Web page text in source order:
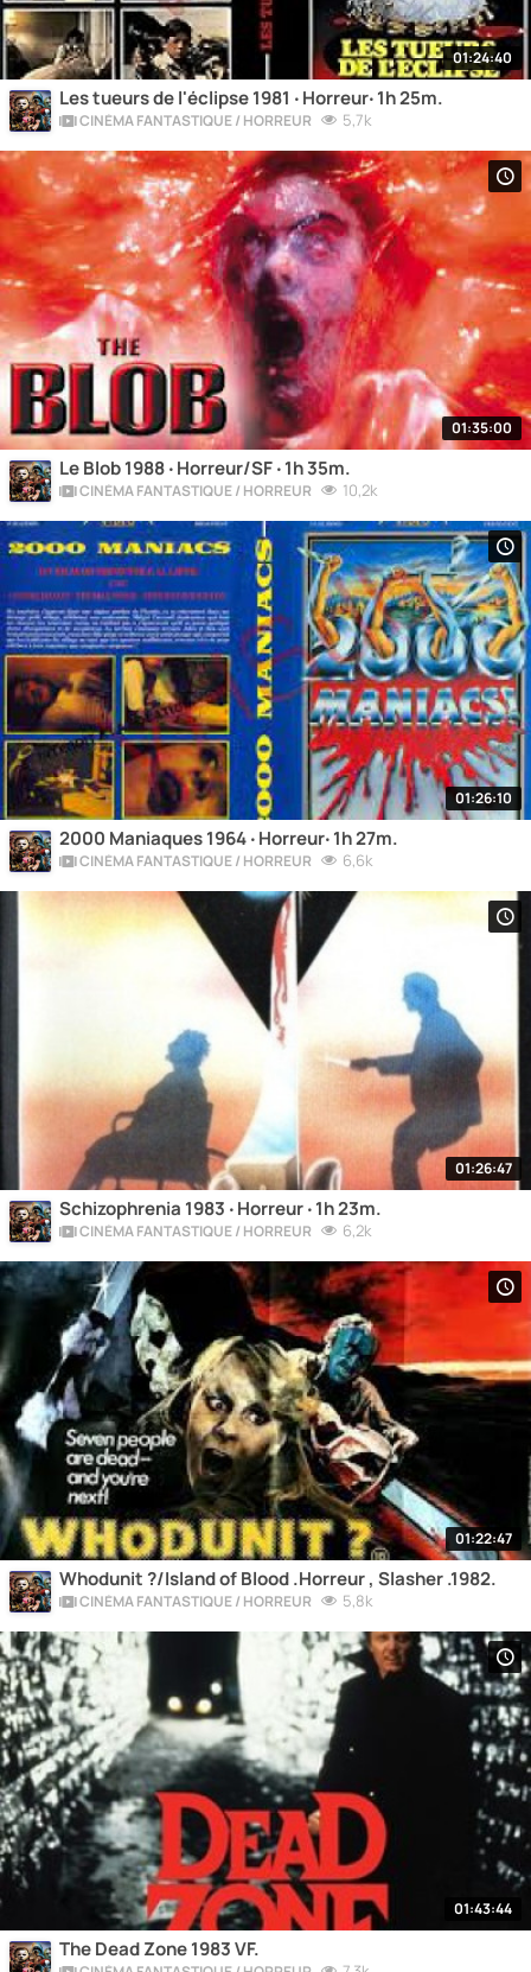
01:24:40
Les tueurs de l'éclipse 1981 ‧ Horreur‧ 1h 25m.
CINÉMA FANTASTIQUE / HORREUR 5,7k
01:35:00
Le Blob 1988 ‧ Horreur/SF ‧ 1h 35m.
CINÉMA FANTASTIQUE / HORREUR 10,2k
01:26:10
2000 Maniaques 1964 ‧ Horreur‧ 1h 27m.
CINÉMA FANTASTIQUE / HORREUR 6,6k
01:26:47
Schizophrenia 1983 ‧ Horreur ‧ 1h 23m.
CINÉMA FANTASTIQUE / HORREUR 6,2k
01:22:47
Whodunit ?/Island of Blood .Horreur , Slasher .1982.
CINÉMA FANTASTIQUE / HORREUR 5,8k
01:43:44
The Dead Zone 1983 VF.